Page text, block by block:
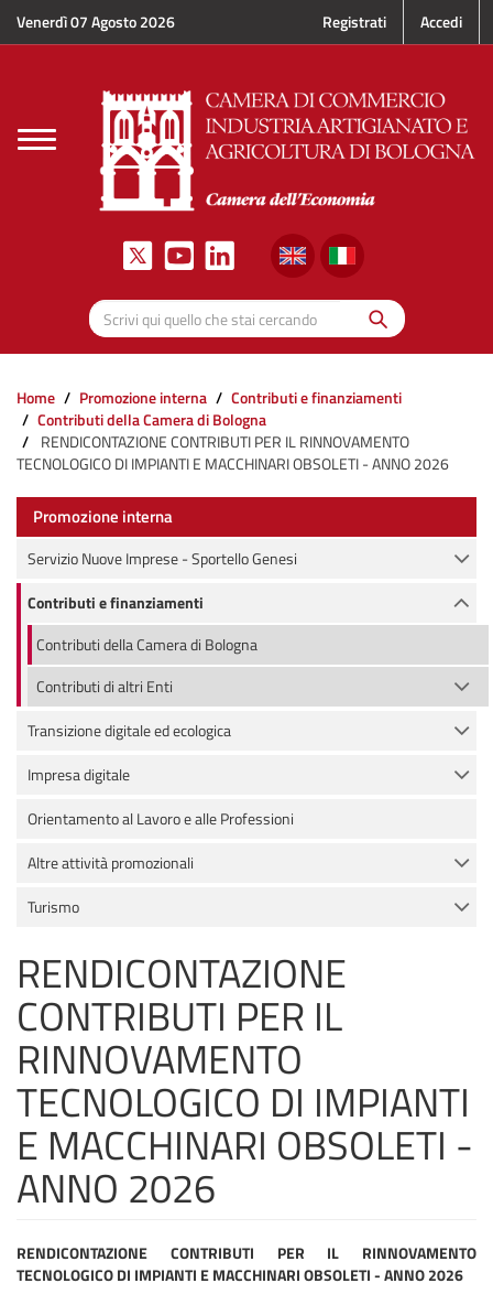
Salta al contenuto principale
Venerdì 07 Agosto 2026 Registrati Accedi
Toggle
navigation
Scrivi qui quello che stai cercando
Cerca
Home Promozione interna
Contributi e finanziamenti
Contributi della Camera di Bologna
RENDICONTAZIONE CONTRIBUTI PER IL RINNOVAMENTO
TECNOLOGICO DI IMPIANTI E MACCHINARI OBSOLETI - ANNO 2026
Promozione interna
Servizio Nuove Imprese - Sportello Genesi
Contributi e finanziamenti
Contributi della Camera di Bologna
Contributi di altri Enti
Transizione digitale ed ecologica
Impresa digitale
Orientamento al Lavoro e alle Professioni
Altre attività promozionali
Turismo
RENDICONTAZIONE
CONTRIBUTI PER IL
RINNOVAMENTO
TECNOLOGICO DI IMPIANTI
E MACCHINARI OBSOLETI -
ANNO 2026
RENDICONTAZIONE
CONTRIBUTI PER IL RINNOVAMENTO
TECNOLOGICO DI IMPIANTI E MACCHINARI OBSOLETI - ANNO 2026